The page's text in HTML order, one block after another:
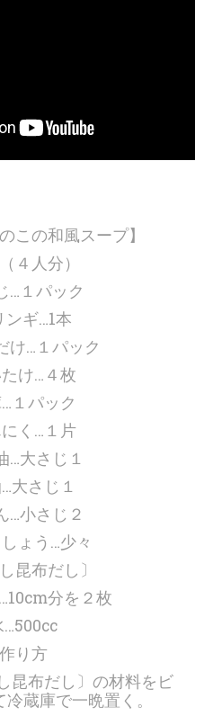
この和風スープ】
４人分）
…１パック
ンギ…1本
け…１パック
たけ…４枚
１パック
く…１片
…大さじ１
大さじ１
…小さじ２
ょう…少々
昆布だし〕
分を２枚
…500cc
作り方
昆布だし〕の材料をビ
蔵庫で一晩置く。